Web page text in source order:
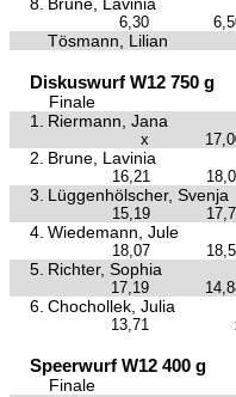
6,30
Tösmann, Lilian
Diskuswurf W12 750 g
Finale
1.
Riermann, Jana
x
2. Brune, Lavinia
16,21
3. Lüggenhölscher, Svenja
15,19
4. Wiedemann, Jule
18,07
5. Richter, Sophia
17,19
6. Chochollek, Julia
13,71
Speerwurf W12 400 g
Finale